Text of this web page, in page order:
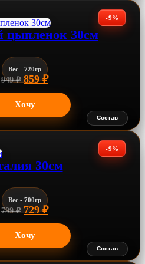
-9%
Состав
30см
Вес - 720гр
949₽ Первоначальная цена
859₽Текущая цена: 859
Хочу
-9%
Состав
30см
Вес - 700гр
799₽ Первоначальная цена
729₽Текущая цена: 729
Хочу